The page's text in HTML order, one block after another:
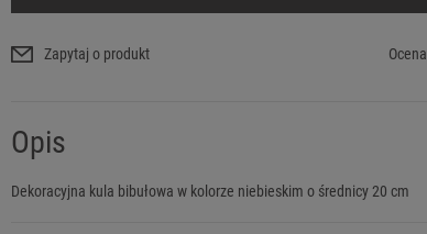
Zapytaj o produkt Ocena
Opis
Dekoracyjna kula bibułowa w kolorze niebieskim o średnicy 20 cm